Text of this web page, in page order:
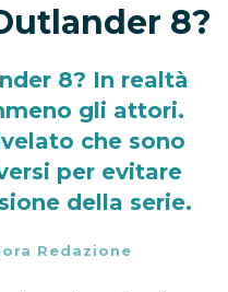
8?
8? In realtà
gli attori.
che sono
per evitare
della serie.
Redazione